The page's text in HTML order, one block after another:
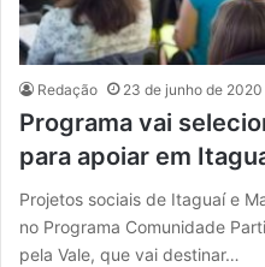
Redação 23 de junho de 2020
Programa vai
para apoiar em
Projetos sociais de Itaguaí e
no Programa Comunidade
pela Vale, que vai destinar…